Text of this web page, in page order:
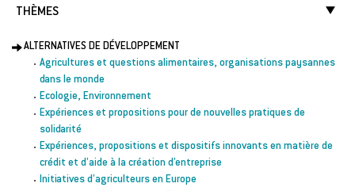
THÈMES
ALTERNATIVES DE DÉVELOPPEMENT
Agricultures et questions alimentaires, organisations paysannes
dans le monde
Ecologie, Environnement
Expériences et propositions pour de nouvelles pratiques de
solidarité
Expériences, propositions et dispositifs innovants en matière de
crédit et d’aide à la création d’entreprise
Initiatives d’agriculteurs en Europe